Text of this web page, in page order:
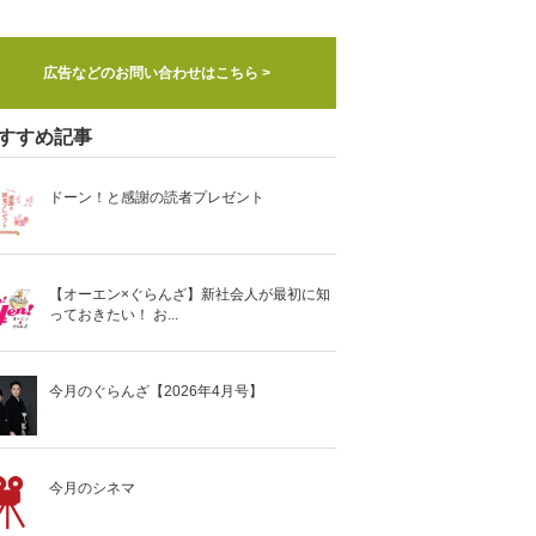
広告などのお問い合わせはこちら >
すめ記事
ドーン！と感謝の読者プレゼント
【オーエン×ぐらんざ】新社会人が最初に知
っておきたい！ お...
今月のぐらんざ【2026年4月号】
今月のシネマ